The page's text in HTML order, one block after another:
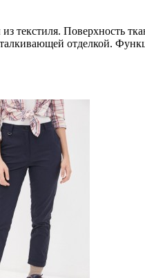
текстиля. Поверхность
отделкой.